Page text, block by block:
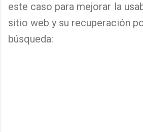
este caso para mejorar la
sitio web y su recuperación
búsqueda: